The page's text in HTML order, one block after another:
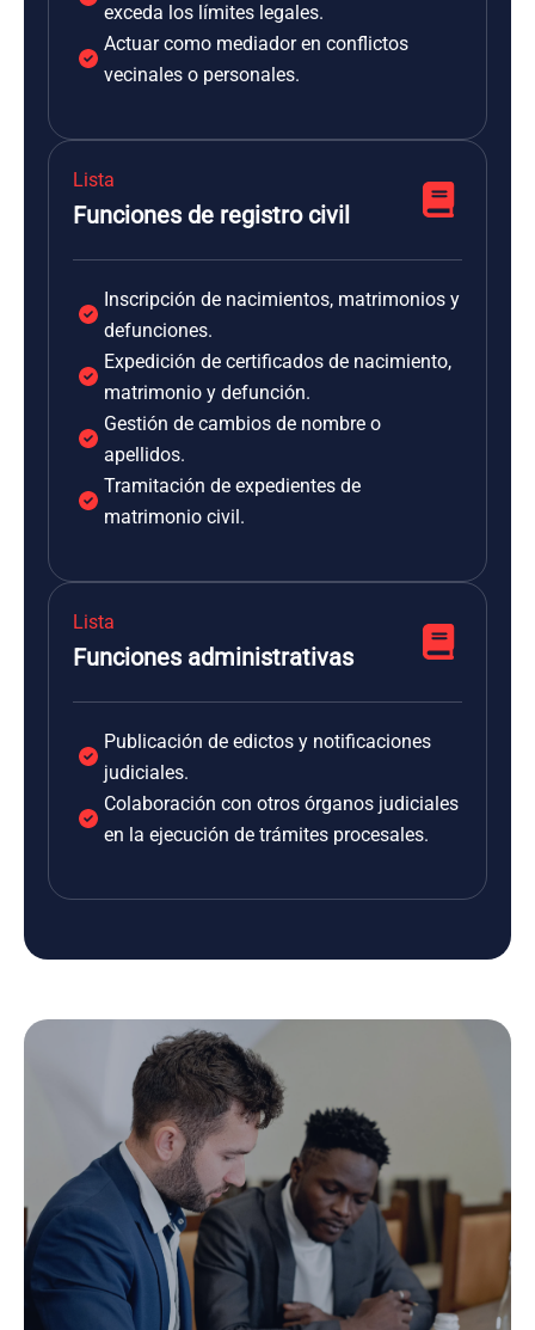
exceda los límites legales.
Actuar como mediador en conflictos
vecinales o personales.
Lista
Funciones de registro civil
Inscripción de nacimientos, matrimonios y
defunciones.
Expedición de certificados de nacimiento,
matrimonio y defunción.
Gestión de cambios de nombre o
apellidos.
Tramitación de expedientes de
matrimonio civil.
Lista
Funciones administrativas
Publicación de edictos y notificaciones
judiciales.
Colaboración con otros órganos judiciales
en la ejecución de trámites procesales.